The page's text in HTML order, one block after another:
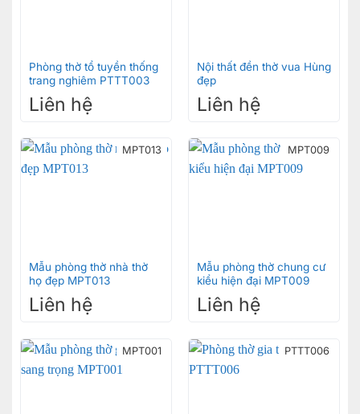
Phòng thờ tổ tuyền thống
trang nghiêm PTTT003
Liên hệ
Nội thất đền thờ vua Hùng
đẹp
Liên hệ
MPT013
Mẫu phòng thờ nhà thờ
họ đẹp MPT013
Liên hệ
MPT009
Mẫu phòng thờ chung cư
kiểu hiện đại MPT009
Liên hệ
MPT001 PTTT006